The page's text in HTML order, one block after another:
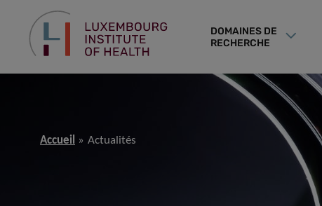
DOMAINES DE
RECHERCHE
Accueil Actualités